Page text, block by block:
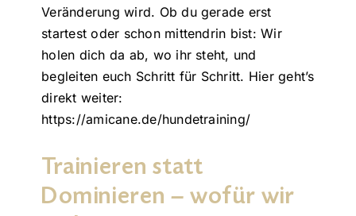
Veränderung wird. Ob du gerade erst
startest oder schon mittendrin bist: Wir
holen dich da ab, wo ihr steht, und
begleiten euch Schritt für Schritt. Hier geht’s
direkt weiter:
https://amicane.de/hundetraining/
Trainieren statt
Dominieren – wofür wir